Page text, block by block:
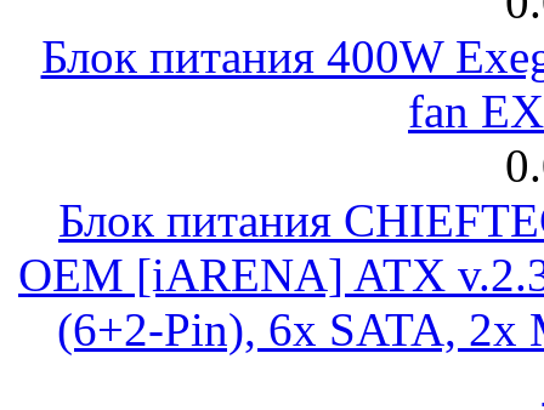
Блок питания 400W
fan
Блок питания
OEM [iARENA] ATX
(6+2-Pin), 6x SATA, 2x